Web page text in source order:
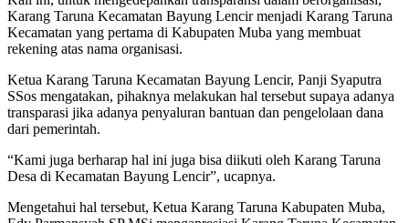
Karang Taruna Kecamatan Bayung Lencir menjadi Karang Taruna
Kecamatan yang pertama di Kabupaten Muba yang membuat
rekening atas nama organisasi.
Ketua Karang Taruna Kecamatan Bayung Lencir, Panji Syaputra
SSos mengatakan, pihaknya melakukan hal tersebut supaya adanya
transparasi jika adanya penyaluran bantuan dan pengelolaan dana
dari pemerintah.
“Kami juga berharap hal ini juga bisa diikuti oleh Karang Taruna
Desa di Kecamatan Bayung Lencir”, ucapnya.
Mengetahui hal tersebut, Ketua Karang Taruna Kabupaten Muba,